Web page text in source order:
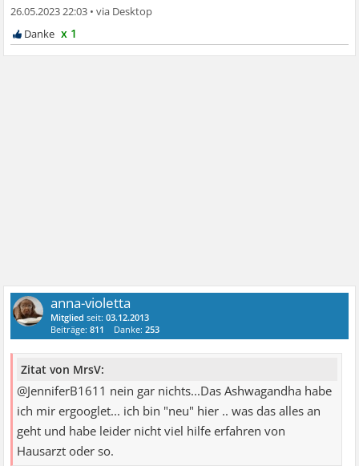
26.05.2023 22:03 •
x 1
anna-violetta
Mitglied seit:03.12.2013
Beiträge:811 Danke:253
Zitat von MrsV:
@JenniferB1611 nein gar nichts...Das Ashwagandha habe
ich mir ergooglet... ich bin "neu" hier .. was das alles an
geht und habe leider nicht viel hilfe erfahren von
Hausarzt oder so.